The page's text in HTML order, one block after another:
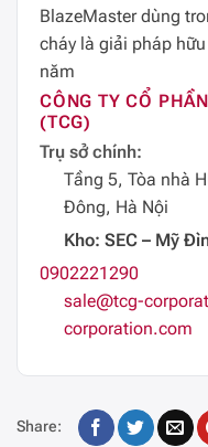
BlazeMaster dùng
cháy là giải pháp
năm
CÔNG TY CỔ
(TCG)
Trụ sở chính:
Tầng 5, Tòa nhà
Đông, Hà Nội
Kho: SEC – Mỹ
0902221290
sale@tcg-
corporation.com
Share: